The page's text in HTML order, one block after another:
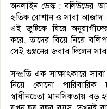
অনলাইন ডেস্ক : বলিউডের
হৃতিক রোশান ও সাবা আজাদ।
এই জুটিকে ঘিরে
করে, তাদের বিয়ে নিয়ে
সেই গুঞ্জনের জবাব দিলেন
সম্প্রতি এক সাক্ষাৎকারে
নিয়ে কোনো পারিবারিক
স্বাধীনচেতা মানসিকতায় বড়